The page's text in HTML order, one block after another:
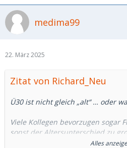
medima99
22. März 2025
Zitat von Richard_Neu
Ü30 ist nicht gleich „alt“ … oder
Viele Kollegen bevorzugen sogar
sonst der Altersunterschied zu
sogar einige aus dem Forum
Alles